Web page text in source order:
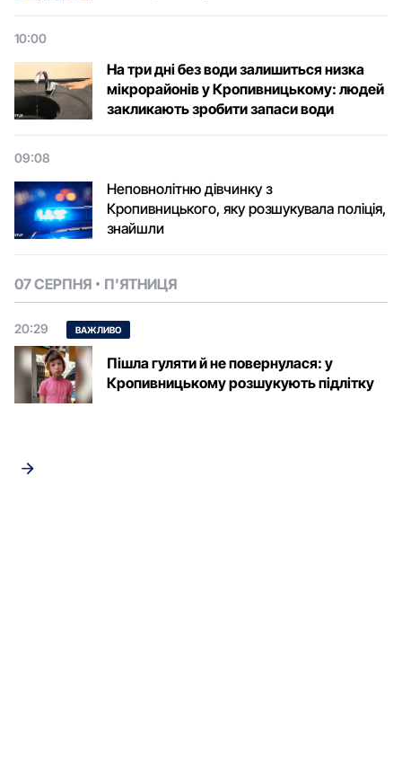
10:00
На три дні без води залишиться низка
мікрорайонів у Кропивницькому: людей
закликають зробити запаси води
09:08
Неповнолітню дівчинку з
Кропивницького, яку розшукувала поліція,
знайшли
07 СЕРПНЯ П'ЯТНИЦЯ
20:29 ВАЖЛИВО
Пішла гуляти й не повернулася: у
Кропивницькому розшукують підлітку